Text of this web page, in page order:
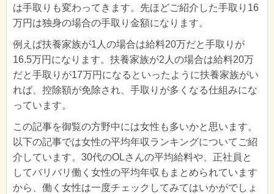
は手取りも変わってきます。先ほどご紹介した手取り16
万円は独身の場合の手取り金額になります。
例えば扶養家族が1人の場合は給料20万だと手取りが
16.5万円になります。扶養家族が2人の場合は給料20万
だと手取りが17万円になるといったように扶養家族がい
れば、控除額が免除され、手取りが多くなる仕組みにな
っています。
この記事を御覧の方野中には女性も多いかと思います。
以下の記事では女性の平均年収ランキングについてご紹
介しています。30代のOLさんの平均給料や、正社員と
してバリバリ働く女性の平均年収もまとめられています
から、働く女性は一度チェックしてみてはいかがでしょ